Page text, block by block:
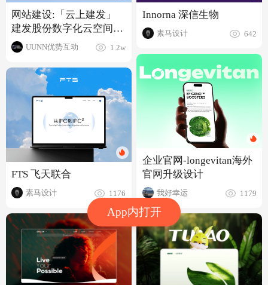
App内打开
网站建设:「云上建发」
建发股份数字化云空间
1.0 UUNN优势互动 1.2w
FTS 飞天联合
素马设计 1176
Innorna 深信生物
素马设计 642
企业官网-longevitan海外
官网升级设计
我好幸运 1179